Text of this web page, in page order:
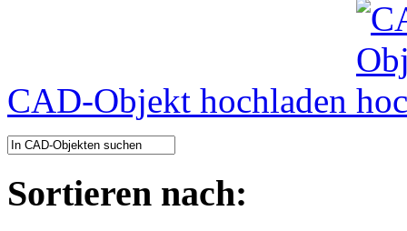
CAD-Objekt hochladen
Sortieren nach: